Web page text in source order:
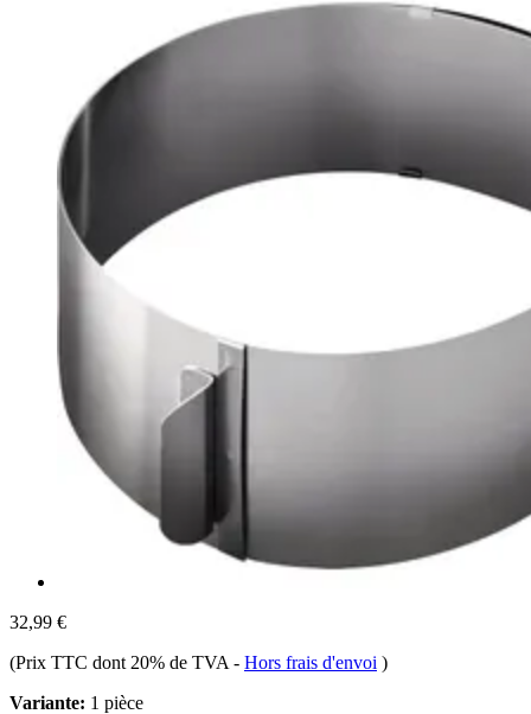
32,99 €
(Prix TTC dont 20% de TVA - Hors frais d'envoi )
Variante: 1 pièce